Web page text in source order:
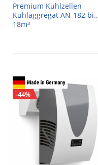
Premium Kühlzellen
Kühlaggregat AN-182 bis
18m³
-44%